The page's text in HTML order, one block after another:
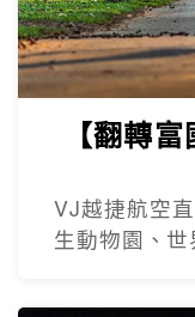
【翻轉
VJ越捷航空
生動物園、